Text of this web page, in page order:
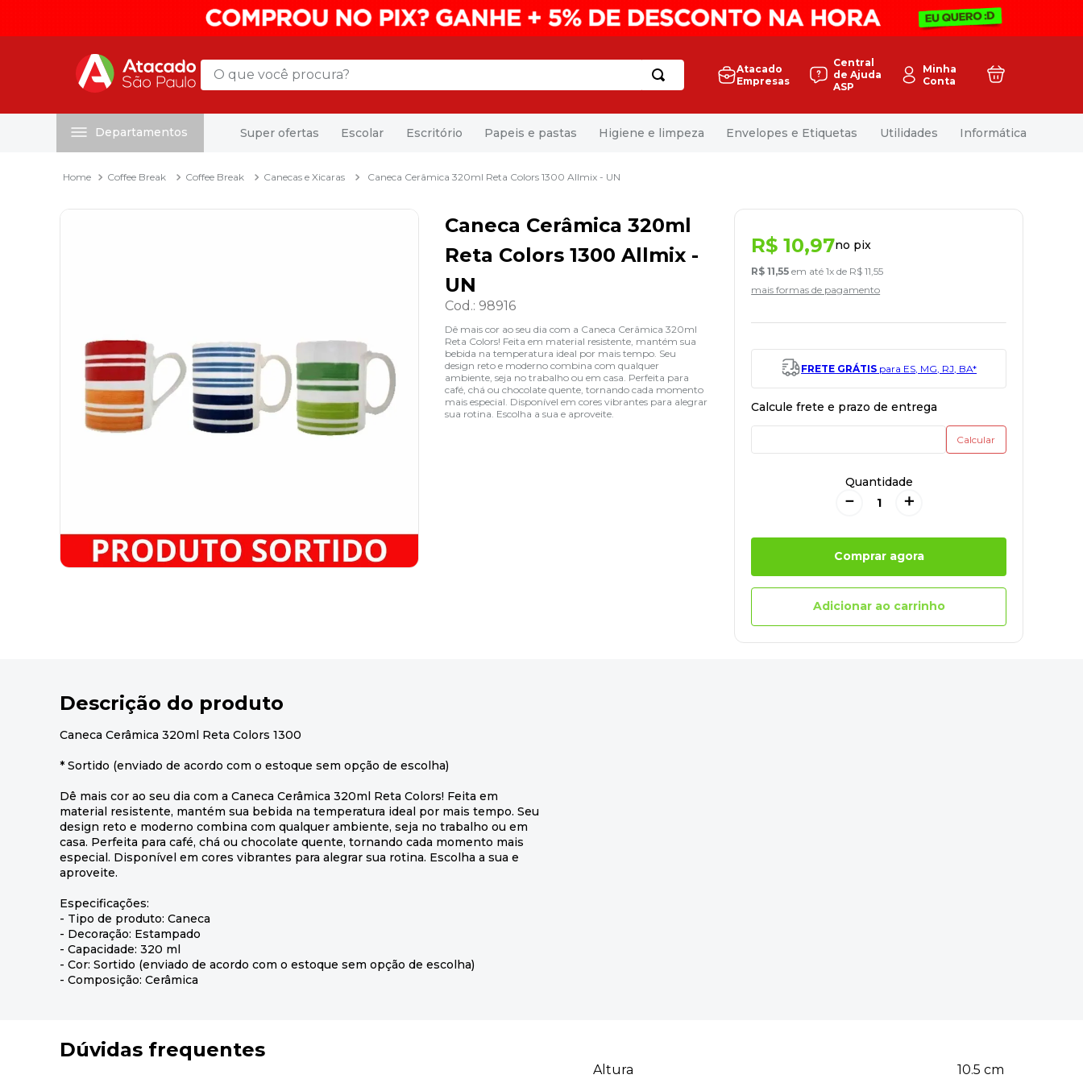
O que você procura?
Atacado
Empresas
Central
de Ajuda
ASP
Minha
Conta
Departamentos Super ofertas Escolar Escritório Papeis e pastas Higiene e limpeza Envelopes e Etiquetas Utilidades Informática
Coffee Break Coffee Break Canecas e Xicaras Caneca Cerâmica 320ml Reta Colors 1300 Allmix - UN
Caneca Cerâmica 320ml
Reta Colors 1300 Allmix -
UN
Cod.: 98916
Dê mais cor ao seu dia com a Caneca Cerâmica 320ml
Reta Colors! Feita em material resistente, mantém sua
bebida na temperatura ideal por mais tempo. Seu
design reto e moderno combina com qualquer
ambiente, seja no trabalho ou em casa. Perfeita para
café, chá ou chocolate quente, tornando cada momento
mais especial. Disponível em cores vibrantes para alegrar
sua rotina. Escolha a sua e aproveite.
R$ 10,97no pix
R$ 11,55 em até1x de R$ 11 ,55
mais formas de pagamento
FRETE GRÁTIS para ES, MG, RJ, BA*
Quantidade
＋
－
Comprar agora
Adicionar ao carrinho
Descrição do produto
Caneca Cerâmica 320ml Reta Colors 1300
* Sortido (enviado de acordo com o estoque sem opção de escolha)
Dê mais cor ao seu dia com a Caneca Cerâmica 320ml Reta Colors! Feita em
material resistente, mantém sua bebida na temperatura ideal por mais tempo. Seu
design reto e moderno combina com qualquer ambiente, seja no trabalho ou em
casa. Perfeita para café, chá ou chocolate quente, tornando cada momento mais
especial. Disponível em cores vibrantes para alegrar sua rotina. Escolha a sua e
aproveite.
Especificações:
- Tipo de produto: Caneca
- Decoração: Estampado
- Capacidade: 320 ml
- Cor: Sortido (enviado de acordo com o estoque sem opção de escolha)
- Composição: Cerâmica
Dúvidas frequentes
Altura 10.5 cm
mala
desinfetante
marca texto